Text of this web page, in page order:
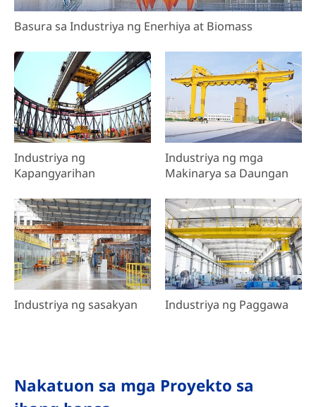
Basura sa Industriya ng Enerhiya at Biomass
Industriya ng
Kapangyarihan
Industriya ng mga
Makinarya sa Daungan
Industriya ng sasakyan Industriya ng Paggawa
Nakatuon sa mga Proyekto sa